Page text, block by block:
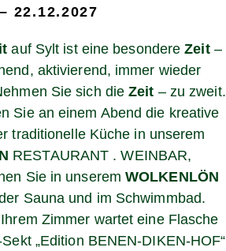
22.12.2027
auf Sylt ist eine besondereZeit–
aktivierend, immer wieder
Sie sich dieZeit – zu zweit.
Sie an einem Abend die kreative
traditionelle Küche in unserem
RESTAURANT . WEINBAR,
Sie in unseremWOLKENLÖN
Sauna und im Schwimmbad.
Zimmer wartet eine Flasche
„Edition BENEN-DIKEN-HOF“